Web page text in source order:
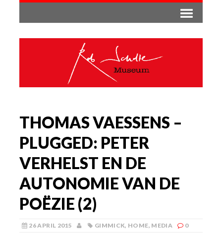
THOMAS VAESSENS –
PLUGGED: PETER
VERHELST EN DE
AUTONOMIE VAN DE
POËZIE (2)
26 APRIL 2015 GIMMICK, HOME, MEDIA 0